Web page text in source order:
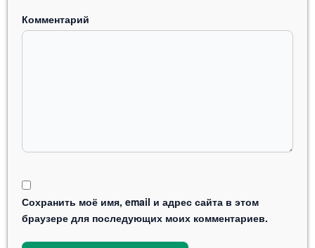
Комментарий
Сохранить моё имя, email и адрес сайта в этом
браузере для последующих моих комментариев.